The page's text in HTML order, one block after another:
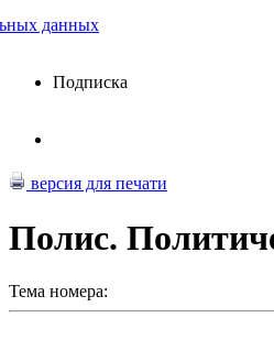
данных
Подписка
версия для печати
Полис.
Тема номера: